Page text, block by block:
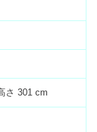
さ 301 cm